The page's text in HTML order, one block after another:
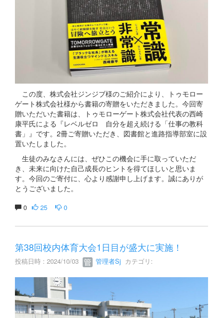
この度、株式会社ジンジブ様のご紹介により、トゥモロー
ゲート株式会社様から書籍の寄贈をいただきました。今回寄
贈いただいた書籍は、トゥモローゲート株式会社代表の西崎
康平氏による『レベルゼロ 自分を超え続ける「仕事の教科
書」』です。2冊ご寄贈いただき、図書館と進路指導部室に設
置いたしました。
生徒のみなさんには、ぜひこの機会に手に取っていただ
き、未来に向けた自己成長のヒントを得てほしいと思いま
す。今回のご寄付に、心より感謝申し上げます。誠にありが
とうございました。
0 25 0
第38回校内体育大会1日目が盛大に実施！
投稿日時 : 2024/10/03 管理者Sj カテゴリ: